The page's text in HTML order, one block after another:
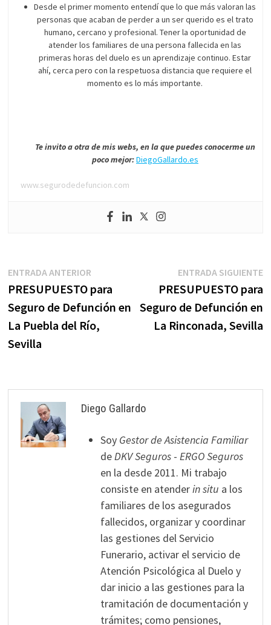
Desde el primer momento entendí que lo que más valoran las
personas que acaban de perder a un ser querido es el trato
humano, cercano y profesional. Tener la oportunidad de
atender los familiares de una persona fallecida en las
primeras horas del duelo es un aprendizaje continuo. Estar
ahí, cerca pero con la respetuosa distancia que requiere el
momento es lo más importante.
Te invito a otra de mis webs, en la que puedes conocerme un
poco mejor:DiegoGallardo.es
www.segurodedefuncion.com
Navegación
de
entradas
ENTRADA ANTERIOREntrada
anterior:
PRESUPUESTO para
Seguro de Defunción en
La Puebla del Río,
Sevilla
ENTRADA SIGUIENTE
PRESUPUESTO para
Seguro de Defunción en
La Rinconada, Sevilla
Diego Gallardo
Soy Gestor de Asistencia Familiar
de DKV Seguros- ERGO Seguros
en la desde 2011. Mi trabajo
consiste en atenderin situ a los
familiares de los asegurados
fallecidos, organizar y coordinar
las gestiones del Servicio
Funerario, activar el servicio de
Atención Psicológica al Duelo y
dar inicio a las gestiones para la
tramitación de documentación y
trámites; como pensiones,